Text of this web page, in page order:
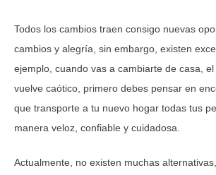
Todos los cambios traen consigo nuevas
cambios y alegría, sin embargo, existen
ejemplo, cuando vas a cambiarte de casa,
vuelve caótico, primero debes pensar en
que transporte a tu nuevo hogar todas tus
manera veloz, confiable y cuidadosa.
Actualmente, no existen muchas